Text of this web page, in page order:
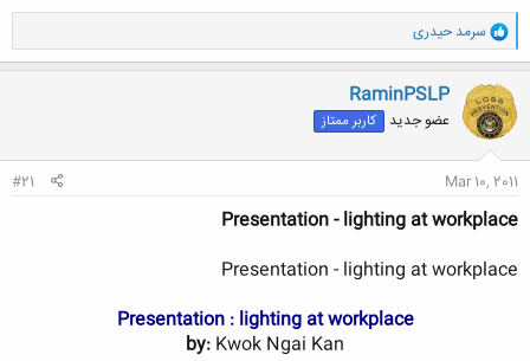
و
ا
ک
ن
ش
ه
ا
سرمد حیدری
RaminPSLP
عضو جدید کاربر ممتاز
Mar 10, 2011
#21
Presentation - lighting at workplace
Presentation - lighting at workplace
Presentation : lighting at workplace
by: Kwok Ngai Kan